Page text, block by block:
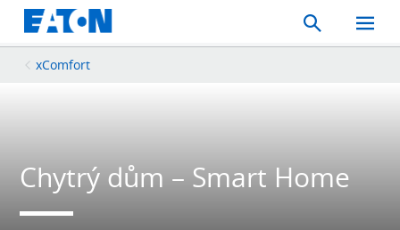
Search
Toggle
Mobile
xComfort
Chytrý dům – Smart Home